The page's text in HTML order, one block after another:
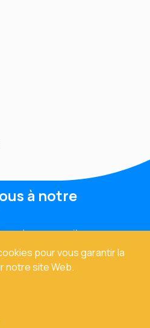
pour vous garantir la
notre site Web.
à notre
adresse email
réservés. Powered By